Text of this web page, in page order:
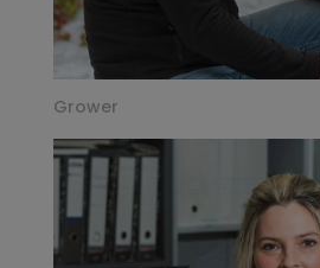
Grower